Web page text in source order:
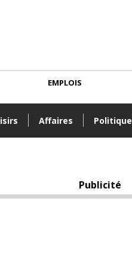
Affaires Politique
EMPLOIS
Publicité